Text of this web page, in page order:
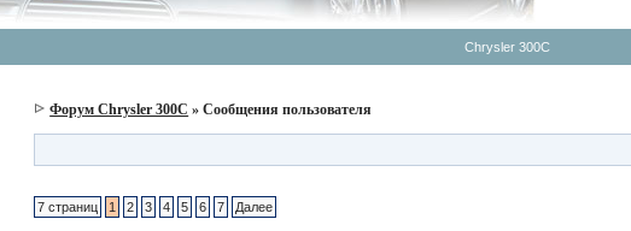
Chrysler 300C
Форум Chrysler 300C » Сообщения пользователя
7 страниц 1 2 3 4 5 6 7 Далее